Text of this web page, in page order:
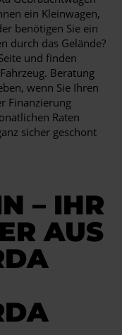
ein Kleinwagen,
benötigen Sie ein
durch das Gelände?
und finden
Beratung
wenn Sie Ihren
Finanzierung
Raten
sicher geschont
– IHR
AUS